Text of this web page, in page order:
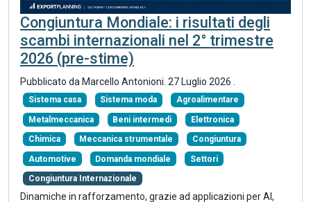
Congiuntura Mondiale: i risultati degli
scambi internazionali nel 2° trimestre
2026 (pre-stime)
Pubblicato da Marcello Antonioni 27 Luglio 2026
Sistema casa Sistema moda Agroalimentare
Metalmeccanica Beni intermedi Elettronica
Chimica Meccanica strumentale Congiuntura
Automotive Domanda mondiale Settori
Congiuntura Internazionale
Dinamiche in rafforzamento, grazie ad applicazioni per AI,